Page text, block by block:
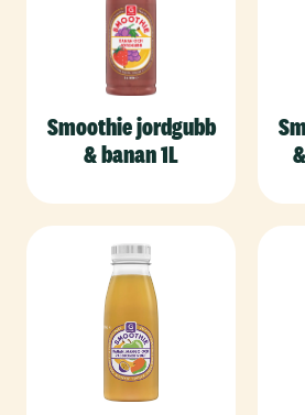
Smoothie jordgubb
& banan 1L